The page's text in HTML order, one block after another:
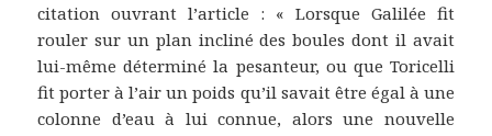
citation ouvrant l’article : « Lorsque Galilée fit
rouler sur un plan incliné des boules dont il avait
lui-même déterminé la pesanteur, ou que Toricelli
fit porter à l’air un poids qu’il savait être égal à une
colonne d’eau à lui connue, alors une nouvelle